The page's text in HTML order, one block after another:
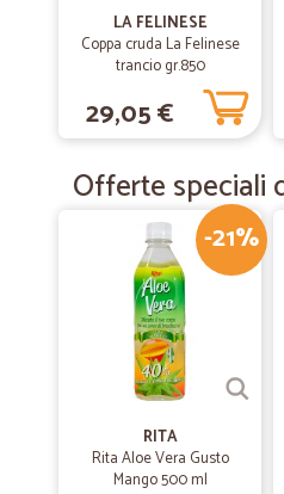
LA FELINESE
Coppa cruda La Felinese
trancio gr.850
29,05 €
Offerte speciali
-21%
RITA
Rita Aloe Vera Gusto
Mango 500 ml